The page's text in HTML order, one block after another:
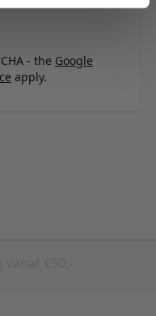
- the Google
apply.